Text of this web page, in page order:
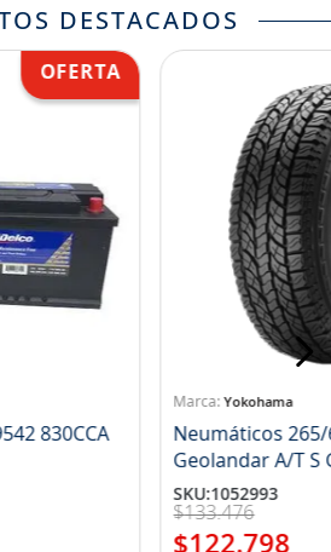
DESTACADOS
830CCA
Yokohama
Neumáticos 265/
SKU:1052993
$133.476
$122.798